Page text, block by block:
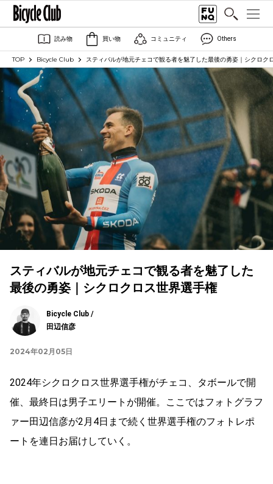
読み物 買い物 コミュニティ Others
TOP Bicycle Club スティバルが地元チェコで観る者を魅了した最後の勇姿｜シクロク
スティバルが地元チェコで観る者を魅了した
最後の勇姿｜シクロクロス世界選手権
Bicycle Club /
田辺信彦
2024年02月05日
2024年シクロクロス世界選手権がチェコ、タボールで開
催、最終日は男子エリートが開催。ここではフォトグラフ
ァー田辺信彦が2月4日まで続く世界選手権のフォトレポ
ートを連日お届けしていく。